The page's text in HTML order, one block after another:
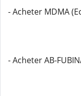
- Acheter MDMA
- Acheter AB-